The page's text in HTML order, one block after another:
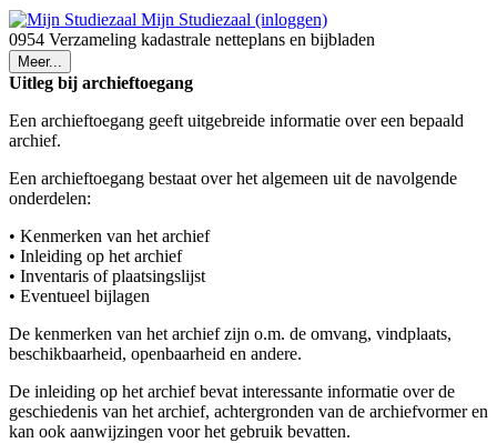
Mijn Studiezaal (inloggen)
0954 Verzameling kadastrale netteplans en bijbladen
Meer...
Uitleg bij archieftoegang
Een archieftoegang geeft uitgebreide informatie over een bepaald
archief.
Een archieftoegang bestaat over het algemeen uit de navolgende
onderdelen:
• Kenmerken van het archief
• Inleiding op het archief
• Inventaris of plaatsingslijst
• Eventueel bijlagen
De kenmerken van het archief zijn o.m. de omvang, vindplaats,
beschikbaarheid, openbaarheid en andere.
De inleiding op het archief bevat interessante informatie over de
geschiedenis van het archief, achtergronden van de archiefvormer en
kan ook aanwijzingen voor het gebruik bevatten.